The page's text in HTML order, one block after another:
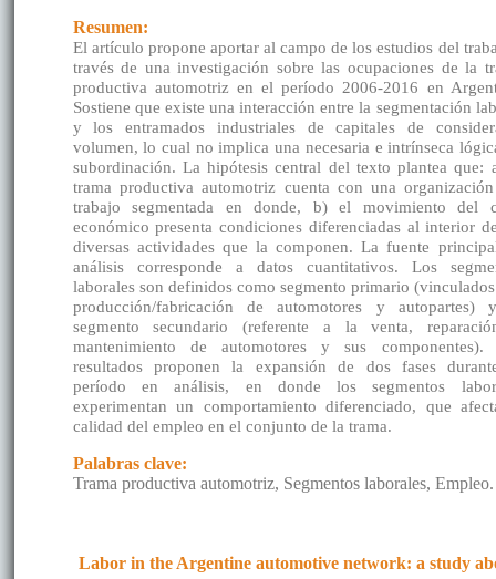
Resumen:
El artículo propone aportar al campo de los estudios del
través de una investigación sobre las ocupaciones de la
productiva automotriz en el período 2006-2016 en
Sostiene que existe una interacción entre la segmentación
y los entramados industriales de capitales de
volumen, lo cual no implica una necesaria e intrínseca
subordinación. La hipótesis central del texto plantea que:
trama productiva automotriz cuenta con una
trabajo segmentada en donde, b) el movimiento del
económico presenta condiciones diferenciadas al interior
diversas actividades que la componen. La fuente
análisis corresponde a datos cuantitativos. Los
laborales son definidos como segmento primario
producción/fabricación de automotores y autopartes)
segmento secundario (referente a la venta,
mantenimiento de automotores y sus componentes).
resultados proponen la expansión de dos fases
período en análisis, en donde los segmentos
experimentan un comportamiento diferenciado, que
calidad del empleo en el conjunto de la trama.
Palabras clave:
Trama productiva automotriz, Segmentos laborales, Empleo.
Labor in the Argentine automotive network: a study